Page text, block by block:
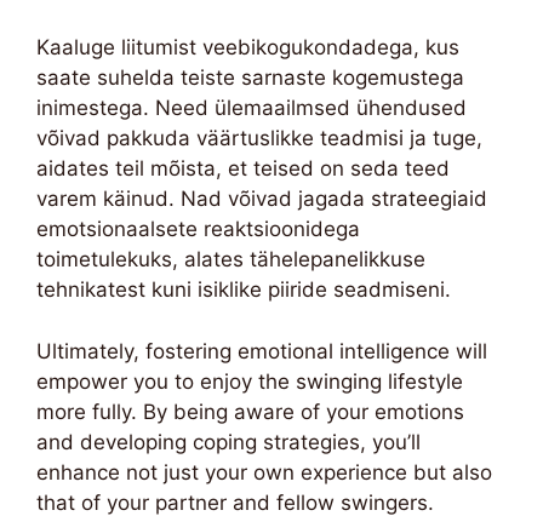
Kaaluge liitumist veebikogukondadega, kus
saate suhelda teiste sarnaste kogemustega
inimestega. Need ülemaailmsed ühendused
võivad pakkuda väärtuslikke teadmisi ja tuge,
aidates teil mõista, et teised on seda teed
varem käinud. Nad võivad jagada strateegiaid
emotsionaalsete reaktsioonidega
toimetulekuks, alates tähelepanelikkuse
tehnikatest kuni isiklike piiride seadmiseni.
Ultimately, fostering emotional intelligence will
empower you to enjoy the swinging lifestyle
more fully. By being aware of your emotions
and developing coping strategies, you’ll
enhance not just your own experience but also
that of your partner and fellow swingers.